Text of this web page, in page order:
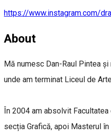
https://www.instagram.com/
About
Mă numesc Dan-Raul Pintea
unde am terminat Liceul de
În 2004 am absolvit
secția Grafică, apoi Masterul